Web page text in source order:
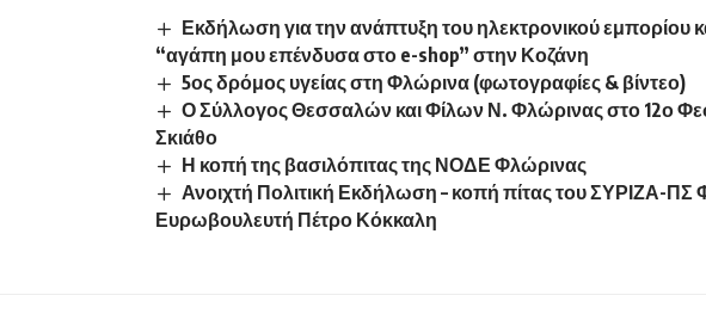
Εκδήλωση για την ανάπτυξη του ηλεκτρονικού εμπορίου
“αγάπη μου επένδυσα στο e-shop” στην Κοζάνη
5ος δρόμος υγείας στη Φλώρινα (φωτογραφίες & βίντεο)
Ο Σύλλογος Θεσσαλών και Φίλων Ν. Φλώρινας στο 12ο
Σκιάθο
Η κοπή της βασιλόπιτας της ΝΟΔΕ Φλώρινας
Ανοιχτή Πολιτική Εκδήλωση – κοπή πίτας του ΣΥΡΙΖΑ-ΠΣ
Ευρωβουλευτή Πέτρο Κόκκαλη